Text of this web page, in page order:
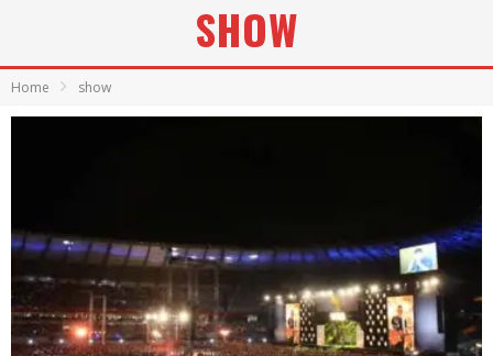
Yan traz a turnê nacional do PagodYANdo para Belo Horizonte
SHOW
Home show